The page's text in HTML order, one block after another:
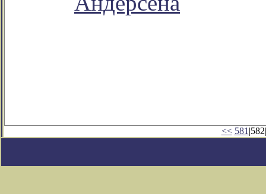
<< 581 |582|